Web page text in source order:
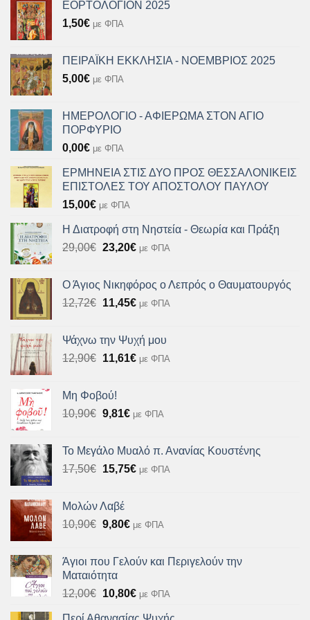
ΕΟΡΤΟΛΟΓΙΟΝ 2025
1,50€ με ΦΠΑ
ΠΕΙΡΑΪΚΗ ΕΚΚΛΗΣΙΑ - ΝΟΕΜΒΡΙΟΣ 2025
5,00€ με ΦΠΑ
ΗΜΕΡΟΛΟΓΙΟ - ΑΦΙΕΡΩΜΑ ΣΤΟΝ ΑΓΙΟ
ΠΟΡΦΥΡΙΟ
0,00€ με ΦΠΑ
ΕΡΜΗΝΕΙΑ ΣΤΙΣ ΔΥΟ ΠΡΟΣ ΘΕΣΣΑΛΟΝΙΚΕΙΣ
ΕΠΙΣΤΟΛΕΣ ΤΟΥ ΑΠΟΣΤΟΛΟΥ ΠΑΥΛΟΥ
15,00€ με ΦΠΑ
Η Διατροφή στη Νηστεία - Θεωρία και Πράξη
29,00€ Original
29,00€.
23,20€Η
είναι:
23,20€.
με ΦΠΑ
Ο Άγιος Νικηφόρος ο Λεπρός ο Θαυματουργός
12,72€ Original
12,72€.
11,45€Η
είναι:
11,45€.
με ΦΠΑ
Ψάχνω την Ψυχή μου
12,90€ Original
12,90€.
11,61€Η
11,61€.
με ΦΠΑ
Μη Φοβού!
10,90€ Original
10,90€.
9,81€Η
είναι:
9,81€.
με ΦΠΑ
Το Μεγάλο Μυαλό π. Ανανίας Κουστένης
17,50€ Original
17,50€.
15,75€Η
15,75€.
με ΦΠΑ
Μολών Λαβέ
10,90€ Original
10,90€.
9,80€Η
είναι:
με ΦΠΑ
Άγιοι που Γελούν και Περιγελούν την
Ματαιότητα
12,00€ Original
10,80€Ημε ΦΠΑ